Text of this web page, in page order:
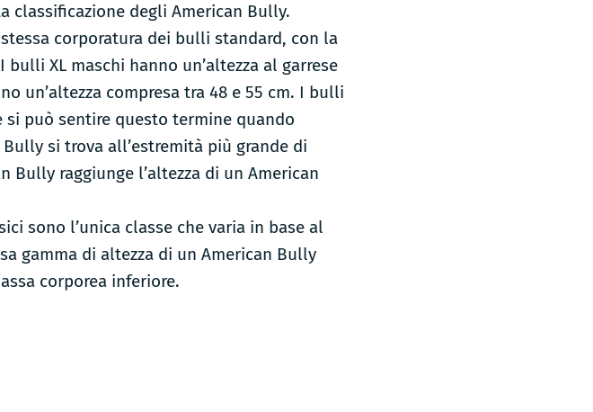
classificazione degli American Bully.
corporatura dei bulli standard, con la
XL maschi hanno un’altezza al garrese
un’altezza compresa tra 48 e 55 cm. I bulli
si può sentire questo termine quando
si trova all’estremità più grande di
Bully raggiunge l’altezza di un American
sono l’unica classe che varia in base al
gamma di altezza di un American Bully
corporea inferiore.